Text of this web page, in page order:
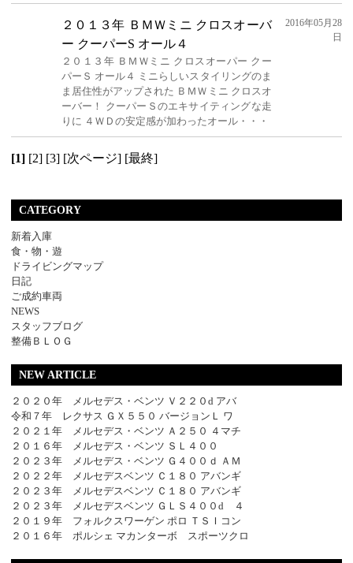
２０１３年 ＢＭＷミニ クロスオーバ
ー クーパーS オール４
２０１３年 ＢＭＷミニ クロスオーパー クー
パーＳ オール４ ミニらしいスタイリングのま
ま居住性がアップされた ＢＭＷミニ クロスオ
ーバー！ クーパーＳのエキサイティングな走
りに ４ＷＤの安定感が加わったオール・・・
2016年05月28
日
[1] [2] [3] [次ページ] [最終]
CATEGORY
新着入庫
食・物・遊
ドライビングマップ
日記
ご成約車両
NEWS
スタッフブログ
整備ＢＬＯＧ
NEW ARTICLE
２０２０年 メルセデス・ベンツ Ｖ２２０d アバ
令和７年 レクサス ＧＸ５５０ バージョンＬ ワ
２０２１年 メルセデス・ベンツ Ａ２５０ ４マチ
２０１６年 メルセデス・ベンツ ＳＬ４００
２０２３年 メルセデス・ベンツ Ｇ４００ｄ ＡＭ
２０２２年 メルセデスベンツ Ｃ１８０ アバンギ
２０２３年 メルセデスベンツ Ｃ１８０ アバンギ
２０２３年 メルセデスベンツ ＧＬＳ４００d ４
２０１９年 フォルクスワーゲン ポロ ＴＳＩコン
２０１６年 ポルシェ マカンターボ スポーツクロ